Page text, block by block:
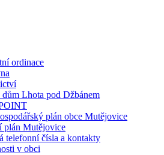
ordinace
Lhota pod Džbánem
plán obce Mutějovice
plán Mutějovice
telefonní čísla a kontakty
v obci